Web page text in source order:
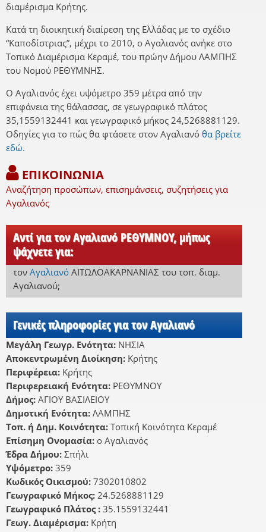
διαμέρισμα Κρήτης.
Κατά τη διοικητική διαίρεση της Ελλάδας με το σχέδιο
“Καποδίστριας”, μέχρι το 2010, ο Αγαλιανός ανήκε στο
Τοπικό Διαμέρισμα Κεραμέ, του πρώην Δήμου ΛΑΜΠΗΣ
του Νομού ΡΕΘΥΜΝΗΣ.
Ο Αγαλιανός έχει υψόμετρο 359 μέτρα από την
επιφάνεια της θάλασσας, σε γεωγραφικό πλάτος
35,1559132441 και γεωγραφικό μήκος 24,5268881129.
Οδηγίες για το πώς θα φτάσετε στον Αγαλιανό θα βρείτε
εδώ.
ΕΠΙΚΟΙΝΩΝΙΑ
Αναζήτηση προσώπων, επισημάνσεις, συζητήσεις για
Αγαλιανός
Αντί για τον Αγαλιανό ΡΕΘΥΜΝΟΥ, μήπως
ψάχνετε για:
τον Αγαλιανό ΑΙΤΩΛΟΑΚΑΡΝΑΝΙΑΣ του τοπ. διαμ.
Αγαλιανού;
Γενικές πληροφορίες για τον Αγαλιανό
Μεγάλη Γεωγρ. Ενότητα: ΝΗΣΙΑ
Αποκεντρωμένη Διοίκηση: Κρήτης
Περιφέρεια: Κρήτης
Περιφερειακή Ενότητα: ΡΕΘΥΜΝΟΥ
Δήμος: ΑΓΙΟΥ ΒΑΣΙΛΕΙΟΥ
Δημοτική Ενότητα: ΛΑΜΠΗΣ
Τοπ. ή Δημ. Κοινότητα: Τοπική Κοινότητα Κεραμέ
Επίσημη Ονομασία: ο Αγαλιανός
Έδρα Δήμου: Σπήλι
Υψόμετρο: 359
Κωδικός Οικισμού: 7302010802
Γεωγραφικό Μήκος: 24.5268881129
Γεωγραφικό Πλάτος : 35.1559132441
Γεωγ. Διαμέρισμα: Κρήτη